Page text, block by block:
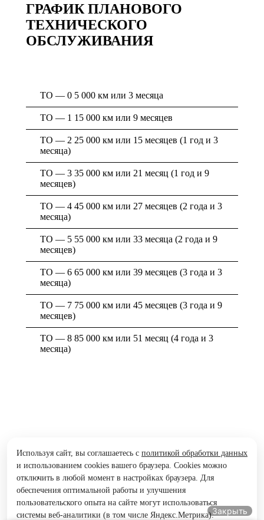
ГРАФИК ПЛАНОВОГО
ТЕХНИЧЕСКОГО
ОБСЛУЖИВАНИЯ
ТО — 0 5 000 км или 3 месяца
ТО — 1 15 000 км или 9 месяцев
ТО — 2 25 000 км или 15 месяцев (1 год и 3
месяца)
ТО — 3 35 000 км или 21 месяц (1 год и 9
месяцев)
ТО — 4 45 000 км или 27 месяцев (2 года и 3
месяца)
ТО — 5 55 000 км или 33 месяца (2 года и 9
месяцев)
ТО — 6 65 000 км или 39 месяцев (3 года и 3
месяца)
ТО — 7 75 000 км или 45 месяцев (3 года и 9
месяцев)
ТО — 8 85 000 км или 51 месяц (4 года и 3
месяца)
Используя сайт, вы соглашаетесь с политикой обработки данных
и использованием cookies вашего браузера. Cookies можно
отключить в любой момент в настройках браузера. Для
обеспечения оптимальной работы и улучшения
пользовательского опыта на сайте могут использоваться
системы веб-аналитики (в том числе Яндекс.Метрика).Закрыть